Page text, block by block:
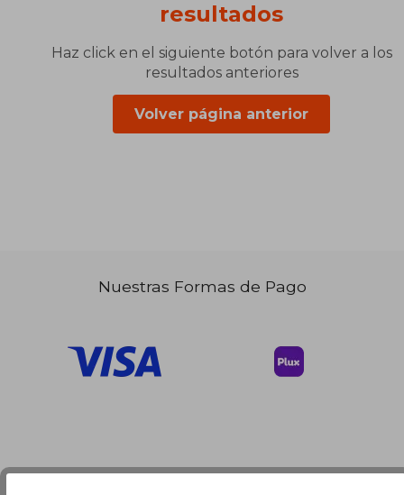
resultados
Haz click en el siguiente botón para volver a los
resultados anteriores
Volver página anterior
Nuestras Formas de Pago